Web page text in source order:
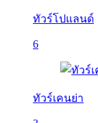
ทัวร์โปแลนด์
6
ทัวร์เคนย่า